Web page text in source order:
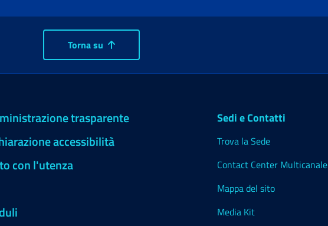
Torna su
trasparente
accessibilità
con l'utenza
Sedi e Contatti
Trova la Sede
Contact Center Multicanale
Mappa del sito
Media Kit